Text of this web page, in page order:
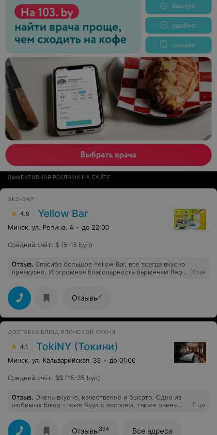
ЭФФЕКТИВНАЯ РЕКЛАМА НА САЙТЕ
ЭКО-БАР
4.9 Yellow Bar
Минск, ул. Репина, 4 до 22:00
Средний счёт: $ (5-15 byn)
Отзыв. Спасибо большое Yellow Bar, всё всегда вкусно
превкусно. И огромноя благодарность барменам Вере,
настроение, вкусно приготовленную и красиво
поданную еду ❤️
Еще
Отзывы7
ДОСТАВКА БЛЮД ЯПОНСКОЙ КУХНИ
4.1 TokiNY (Токини)
Минск, ул. Кальварийская, 33 до 01:00
Средний счёт: $$ (15-35 byn)
Отзыв. Очень вкусно, качественно и бысрто. Одно из
любимых блюд - поке боул с лососем, также очень
компанию. Рекомендую
Еще
Отзывы394 Все адреса